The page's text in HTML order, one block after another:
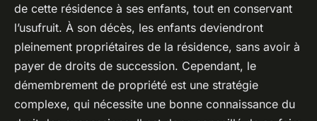
de cette résidence à ses enfants, tout en conservant
l’usufruit. À son décès, les enfants deviendront
pleinement propriétaires de la résidence, sans avoir à
payer de droits de succession. Cependant, le
démembrement de propriété est une stratégie
complexe, qui nécessite une bonne connaissance du